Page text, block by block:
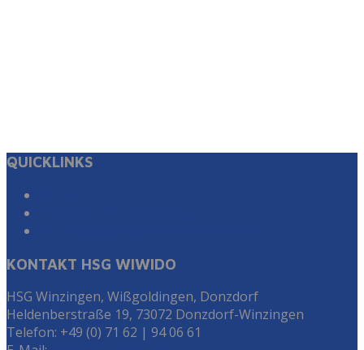
QUICKLINKS
KONTAKT HSG WIWIDO
HSG Winzingen, Wißgoldingen, Donzdorf
Heldenberstraße 19, 73072 Donzdorf-Winzingen
Telefon: +49 (0) 71 62 | 94 06 61